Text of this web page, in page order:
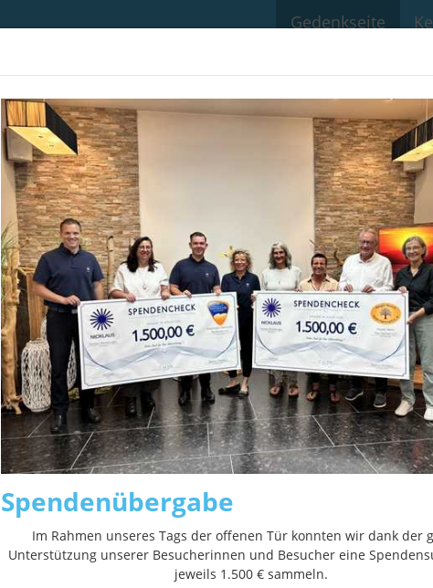
Gedenkseite
Ida Ott
＊ 20.09.1935in Rohrbach
† 21.05.2026in Marktheidenfeld
Wir erinnern an einen geliebten
Spendenübergabe
Im Rahmen unseres Tags der offenen Tür konnten wir dank der
Unterstützung unserer Besucherinnen und Besucher eine
jeweils 1.500 € sammeln.